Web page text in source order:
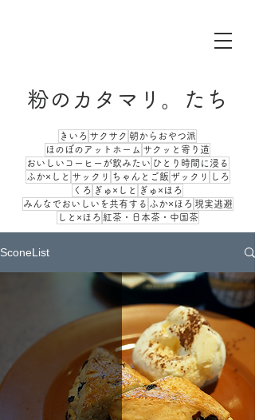
粉のカタマリ。たち
きいろ サクサク 朝からおやつ派
ほのぼのアットホーム サクッと寄り道
おいしいコーヒーが飲みたい ひとり時間に浸る
ふか×しと サックリ ちゃんとご飯 ザックリ
しろ
くろ ぎゅ×しと
ぎゅ×ほろ
みんなでおいしいを共有する ふか×ほろ 現実逃避
しと×ほろ 紅茶・日本茶・中国茶
SconeList